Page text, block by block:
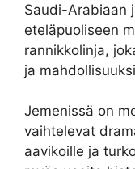
Saudi-Arabiaan
eteläpuoliseen
rannikkolinja,
ja
Jemenissä on
vaihtelevat
aavikoille ja